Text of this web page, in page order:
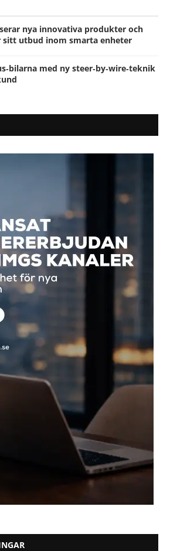
nya innovativa produkter och
sitt utbud inom smarta enheter
med ny steer‑by‑wire‑teknik